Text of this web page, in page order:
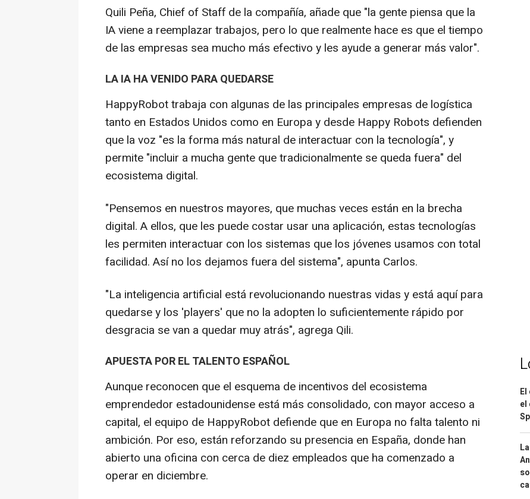
Quili Peña, Chief of Staff de la compañía, añade que "la gente piensa que la
IA viene a reemplazar trabajos, pero lo que realmente hace es que el tiempo
de las empresas sea mucho más efectivo y les ayude a generar más valor".
LA IA HA VENIDO PARA QUEDARSE
HappyRobot trabaja con algunas de las principales empresas de logística
tanto en Estados Unidos como en Europa y desde Happy Robots defienden
que la voz "es la forma más natural de interactuar con la tecnología", y
permite "incluir a mucha gente que tradicionalmente se queda fuera" del
ecosistema digital.
"Pensemos en nuestros mayores, que muchas veces están en la brecha
digital. A ellos, que les puede costar usar una aplicación, estas tecnologías
les permiten interactuar con los sistemas que los jóvenes usamos con total
facilidad. Así no los dejamos fuera del sistema", apunta Carlos.
"La inteligencia artificial está revolucionando nuestras vidas y está aquí para
quedarse y los 'players' que no la adopten lo suficientemente rápido por
desgracia se van a quedar muy atrás", agrega Qili.
APUESTA POR EL TALENTO ESPAÑOL
Aunque reconocen que el esquema de incentivos del ecosistema
emprendedor estadounidense está más consolidado, con mayor acceso a
capital, el equipo de HappyRobot defiende que en Europa no falta talento ni
ambición. Por eso, están reforzando su presencia en España, donde han
abierto una oficina con cerca de diez empleados que ha comenzado a
operar en diciembre.
el